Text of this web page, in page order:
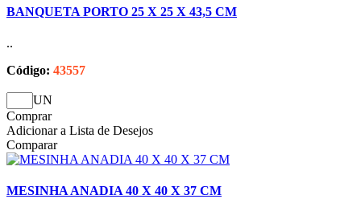
BANQUETA PORTO 25 X 25 X 43,5 CM
..
Código: 43557
UN
Comprar
Adicionar a Lista de Desejos
Comparar
MESINHA ANADIA 40 X 40 X 37 CM